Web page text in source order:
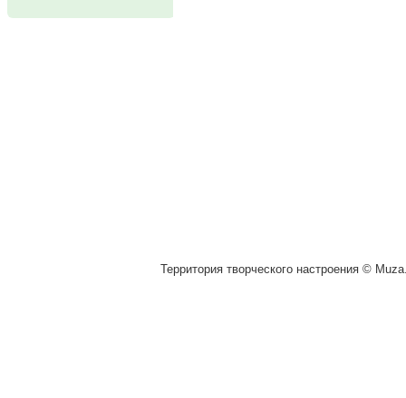
Территория творческого настроения ©